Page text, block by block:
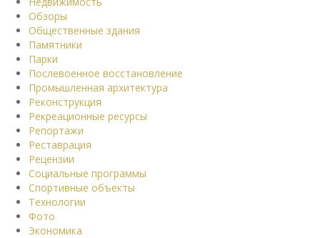
Обзоры
Общественные здания
Памятники
Парки
Послевоенное восстановление
Промышленная архитектура
Реконструкция
Рекреационные ресурсы
Репортажи
Реставрация
Рецензии
Социальные программы
Спортивные объекты
Технологии
Фото
Экономика